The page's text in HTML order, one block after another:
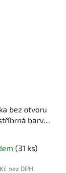
bez otvoru
barva,
(31 ks)
bez DPH